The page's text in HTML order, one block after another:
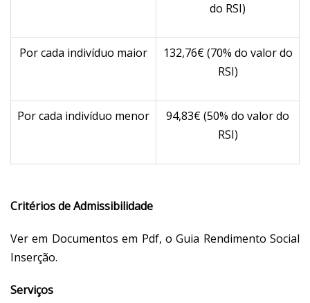
do RSI)
Por cada indivíduo maior
132,76€ (70% do valor do
RSI)
Por cada indivíduo menor
94,83€ (50% do valor do
RSI)
Critérios de Admissibilidade
Ver em Documentos em Pdf, o Guia Rendimento Social
Inserção.
Serviços